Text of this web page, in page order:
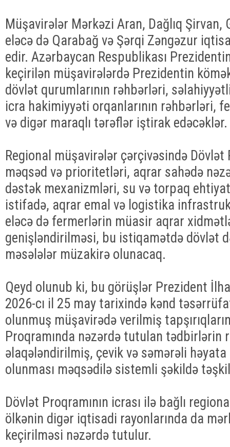
Müşavirələr Mərkəzi Aran, Dağlıq Şirvan,
eləcə də Qarabağ və Şərqi Zəngəzur
edir. Azərbaycan Respublikası
keçirilən müşavirələrdə Prezidentin
dövlət qurumlarının rəhbərləri,
icra hakimiyyəti orqanlarının rəhbərləri,
və digər maraqlı tərəflər iştirak edəcəklər.
Regional müşavirələr çərçivəsində Dövlət
məqsəd və prioritetləri, aqrar sahədə
dəstək mexanizmləri, su və torpaq
istifadə, aqrar emal və logistika
eləcə də fermerlərin müasir aqrar
genişləndirilməsi, bu istiqamətdə dövlət
məsələlər müzakirə olunacaq.
Qeyd olunub ki, bu görüşlər Prezident
2026-cı il 25 may tarixində kənd
olunmuş müşavirədə verilmiş
Proqramında nəzərdə tutulan tədbirlərin
əlaqələndirilmiş, çevik və səmərəli
olunması məqsədilə sistemli şəkildə
Dövlət Proqramının icrası ilə bağlı
ölkənin digər iqtisadi rayonlarında da
keçirilməsi nəzərdə tutulur.